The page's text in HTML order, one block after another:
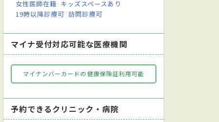
女性医師在籍 キッズスペースあり
19時以降診療可 訪問診療可
マイナ受付対応可能な医療機関
マイナンバーカードの健康保険証利用可能
予約できるクリニック・病院